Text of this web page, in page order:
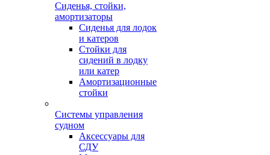
Сиденья, стойки,
амортизаторы
Сиденья для лодок
и катеров
Стойки для
сидений в лодку
или катер
Амортизационные
стойки
Системы управления
судном
Аксессуары для
СДУ